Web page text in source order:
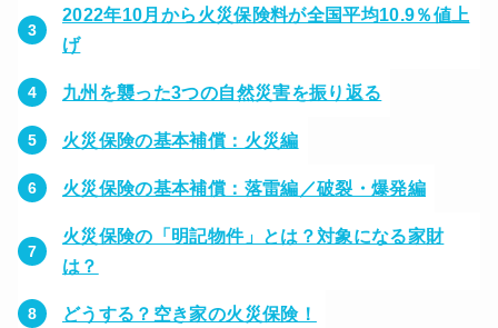
2022年10月から火災保険料が全国平均10.9％値上
げ
九州を襲った3つの自然災害を振り返る
火災保険の基本補償：火災編
火災保険の基本補償：落雷編／破裂・爆発編
火災保険の「明記物件」とは？対象になる家財
は？
どうする？空き家の火災保険！